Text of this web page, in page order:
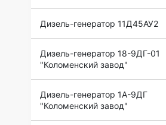
Дизель-генератор 11Д45АУ2
Дизель-генератор 18-9ДГ-01
"Коломенский завод"
Дизель-генератор 1А-9ДГ
"Коломенский завод"